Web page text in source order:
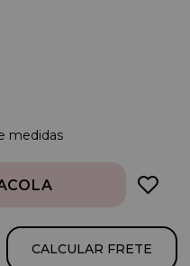
medidas
CALCULAR FRETE